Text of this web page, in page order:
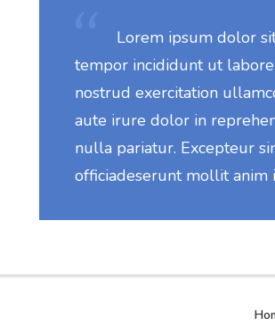
Lorem ipsum dolor
tempor incididunt ut
nostrud exercitation
aute irure dolor in
nulla pariatur. Excepteur
officiadeserunt mollit anim